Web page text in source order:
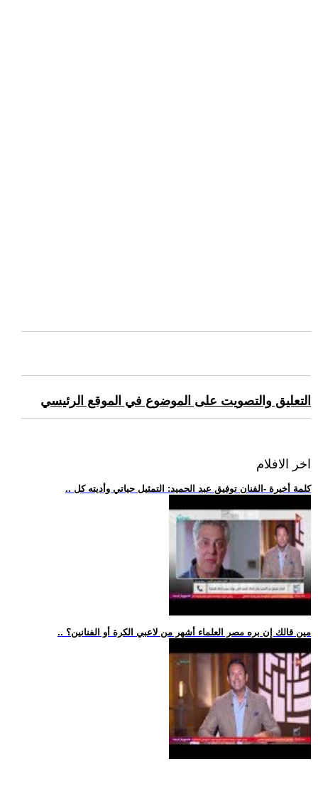
التعليق والتصويت على الموضوع في الموقع الرئيسي
اخر الافلام
.. كلمة أخيرة -الفنان توفيق عبد الحميد: التمثيل حياتي وأديته كل
.. مين قالك إن بره مصر العلماء أشهر من لاعبي الكرة أو الفنانين؟